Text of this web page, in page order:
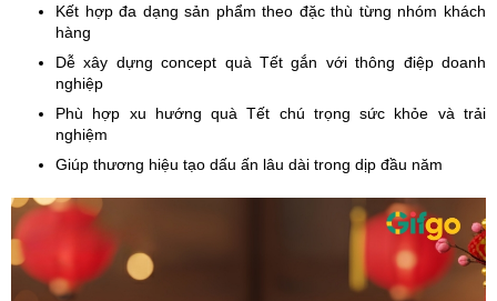
Kết hợp đa dạng sản phẩm theo đặc thù từng nhóm khách
hàng
Dễ xây dựng concept quà Tết gắn với thông điệp doanh
nghiệp
Phù hợp xu hướng quà Tết chú trọng sức khỏe và trải
nghiệm
Giúp thương hiệu tạo dấu ấn lâu dài trong dịp đầu năm